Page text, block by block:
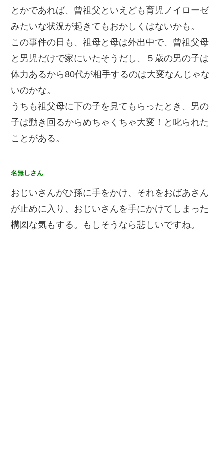
とかであれば、曾祖父といえども育児ノイローゼ
みたいな状況が起きてもおかしくはないかも。
この事件の日も、祖母と母は外出中で、曾祖父母
と男児だけで家にいたそうだし、５歳の男の子は
体力あるから80代が相手するのは大変なんじゃな
いのかな。
うちも祖父母に下の子を見てもらったとき、男の
子は動き回るからめちゃくちゃ大変！と叱られた
ことがある。
名無しさん
おじいさんがひ孫に手をかけ、それをおばあさん
が止めに入り、おじいさんを手にかけてしまった
構図な気もする。もしそうなら悲しいですね。